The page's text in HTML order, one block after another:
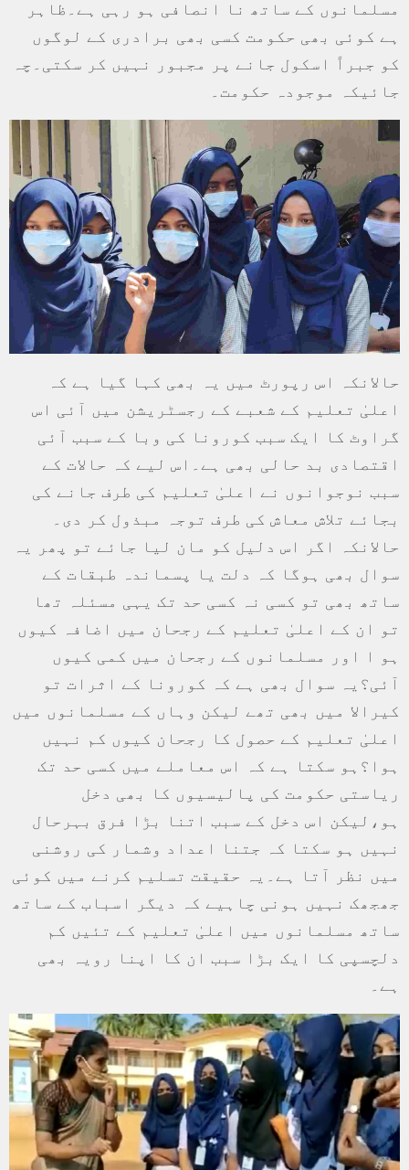
مسلمانوں کے ساتھ نا انصافی ہو رہی ہے۔ظاہر
ہے کوئی بھی حکومت کسی بھی برادری کے لوگوں
کو جبراً اسکول جانے پر مجبور نہیں کر سکتی۔چہ
جائیکہ موجودہ حکومت۔
حالانکہ اس رپورٹ میں یہ بھی کہا گیا ہے کہ
اعلیٰ تعلیم کے شعبے کے رجسٹریشن میں آئی اس
گراوٹ کا ایک سبب کورونا کی وبا کے سبب آئی
اقتصادی بد حالی بھی ہے۔اس لیے کہ حالات کے
سبب نوجوانوں نے اعلیٰ تعلیم کی طرف جانے کی
بجائے تلاش معاش کی طرف توجہ مبذول کر دی۔
حالانکہ اگر اس دلیل کو مان لیا جائے تو پھر یہ
سوال بھی ہوگا کہ دلت یا پسماندہ طبقات کے
ساتھ بھی تو کسی نہ کسی حد تک یہی مسئلہ تھا
تو ان کے اعلیٰ تعلیم کے رجحان میں اضافہ کیوں
ہو ا اور مسلمانوں کے رجحان میں کمی کیوں
آئی؟یہ سوال بھی ہے کہ کورونا کے اثرات تو
کیرالا میں بھی تھے لیکن وہاں کے مسلمانوں میں
اعلیٰ تعلیم کے حصول کا رجحان کیوں کم نہیں
ہوا؟ہو سکتا ہے کہ اس معاملے میں کسی حد تک
ریاستی حکومت کی پالیسیوں کا بھی دخل
ہو،لیکن اس دخل کے سبب اتنا بڑا فرق بہرحال
نہیں ہو سکتا کہ جتنا اعداد وشمار کی روشنی
میں نظر آتا ہے۔یہ حقیقت تسلیم کرنے میں کوئی
جھجھک نہیں ہونی چاہیے کہ دیگر اسباب کے ساتھ
ساتھ مسلمانوں میں اعلیٰ تعلیم کے تئیں کم
دلچسپی کا ایک بڑا سبب ان کا اپنا رویہ بھی
ہے۔